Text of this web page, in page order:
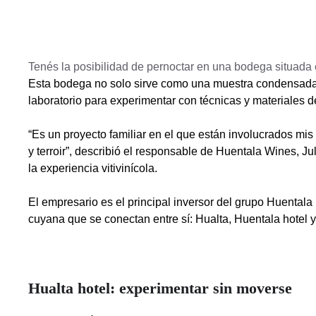
Tenés la posibilidad de pernoctar en una bodega
Esta bodega no solo sirve como una muestra
laboratorio para experimentar con técnicas y materiales
“Es un proyecto familiar en el que están involucrados
y terroir”, describió el responsable de Huentala Wines,
la experiencia vitivinícola.
El empresario es el principal inversor del grupo
cuyana que se conectan entre sí: Hualta, Huentala hotel
Hualta hotel: experimentar sin moverse